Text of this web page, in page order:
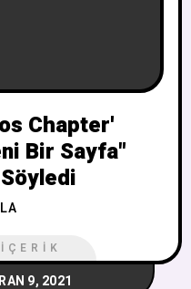
Chapter'
Bir Sayfa"
9, 2021